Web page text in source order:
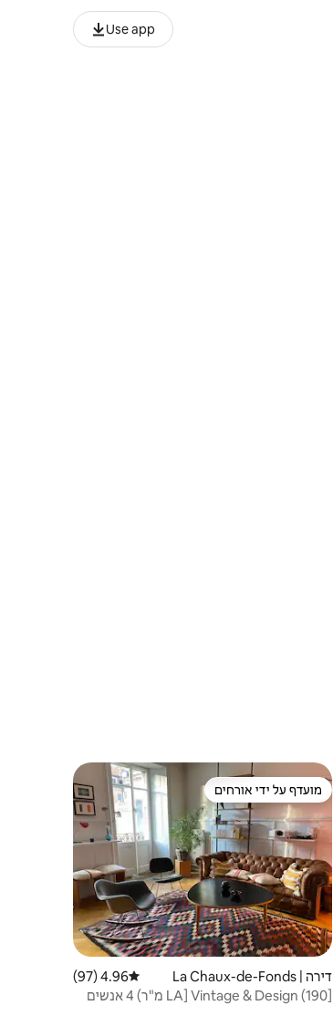
Use app
מועדף על ידי אורחים
מועדף על ידי אורחים
דירה | La Chaux-de-Fonds דירוג ממוצע של 4.96 מתוך 5, 97 ביקורות
4.96 (97)
[LA] Vintage & Design (190 מ"ר) 4 אנשים